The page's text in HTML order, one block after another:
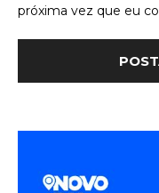
próxima vez que eu